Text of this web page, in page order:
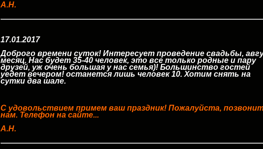
А.Н.
17.01.2017
Доброго времени суток! Интересует проведение свадьбы,
месяц. Нас будет 35-40 человек, это все только родные и пару
друзей, уж очень большая у нас семья)! Большинство гостей
уедет вечером! останется лишь человек 10. Хотим снять на
сутки два шале.
С удовольствием примем ваш праздник! Пожалуйста,
нам. Телефон на сайте...
А.Н.